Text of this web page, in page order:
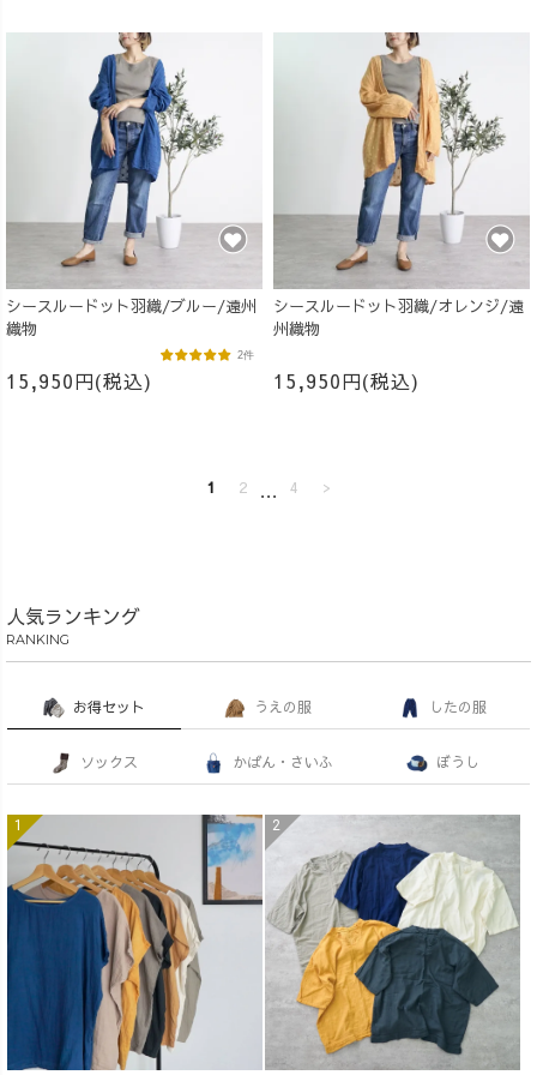
シースルードット羽織/ブルー/遠州
織物
15,950円(税込)
2件
シースルードット羽織/オレンジ/遠
州織物
15,950円(税込)
1 2 … 4 >
人気ランキング
RANKING
お得セット うえの服 したの服
ソックス かばん・さいふ ぼうし